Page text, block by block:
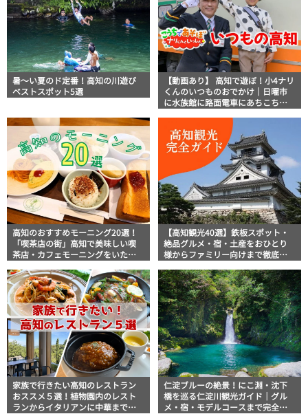
暑～い夏のド定番！高知の川遊び
ベストスポット5選
【動画あり】 高知で遊ぼ！小4ナリ
くんのいつものおでかけ｜日曜市
に水族館に路面電車にあちこち巡
高知のおすすめモーニング20選！
「喫茶店の街」高知で美味しい喫
茶店・カフェモーニングをいただ
【高知観光40選】鉄板スポット・
絶品グルメ・宿・土産をおひとり
様からファミリー向けまで徹底解
家族で行きたい高知のレストラン
おススメ５選！植物園内のレスト
ランからイタリアンに中華まで楽
仁淀ブルーの絶景！にこ淵・沈下
橋を巡る仁淀川観光ガイド｜グル
メ・宿・モデルコースまで完全網